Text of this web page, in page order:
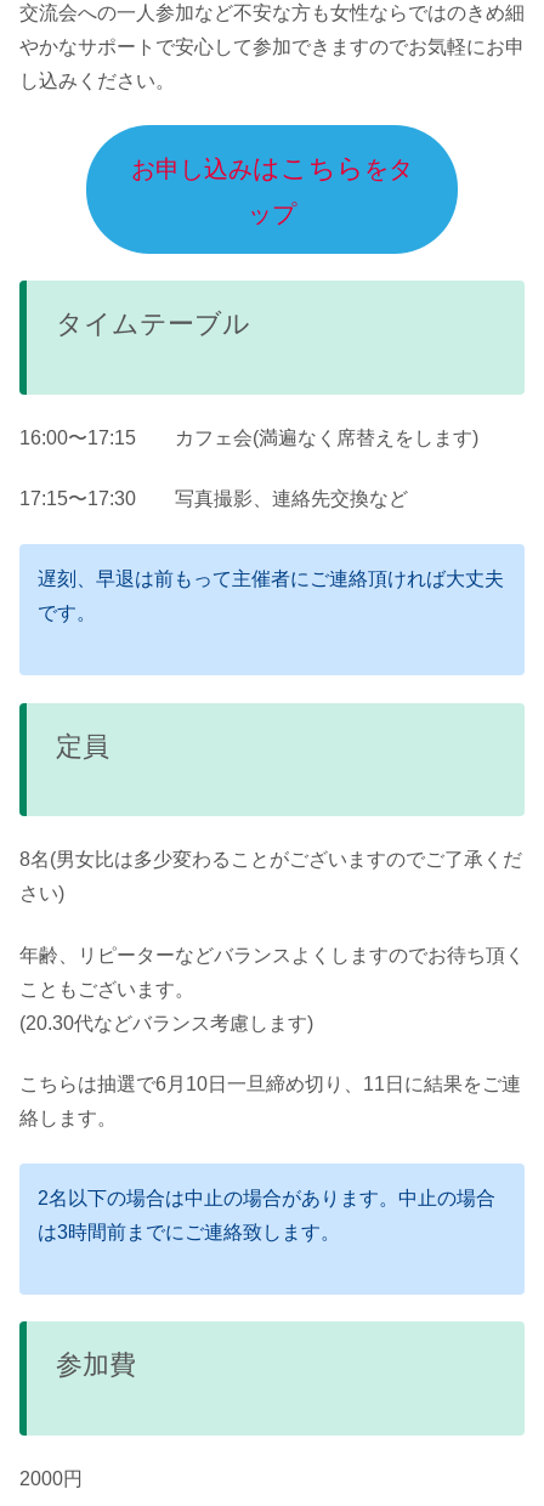
交流会への一人参加など不安な方も女性ならではのきめ細
やかなサポートで安心して参加できますのでお気軽にお申
し込みください。
お申し込みはこちら をタ
ップ
タイムテーブル
16:00〜17:15 カフェ会(満遍なく席替えをします)
17:15〜17:30 写真撮影、連絡先交換など
遅刻、早退は前もって主催者にご連絡頂ければ大丈夫
です。
定員
8名(男女比は多少変わることがございますのでご了承くだ
さい)
年齢、リピーターなどバランスよくしますのでお待ち頂く
こともございます。
(20.30代などバランス考慮します)
こちらは抽選で6月10日一旦締め切り、11日に結果をご連
絡します。
2名以下の場合は中止の場合があります。中止の場合
は3時間前までにご連絡致します。
参加費
2000円